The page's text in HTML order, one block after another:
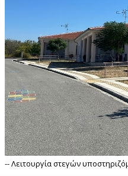
-- Λειτουργία στεγών